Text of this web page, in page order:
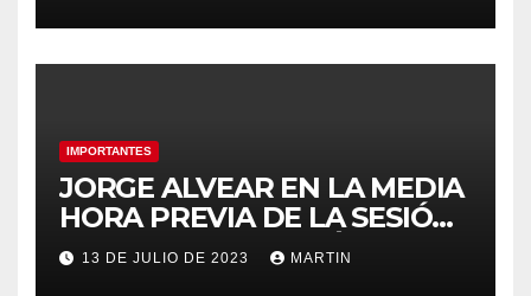
IMPORTANTES
JORGE ALVEAR EN LA MEDIA
HORA PREVIA DE LA SESIÓN
ORDINARIA DEL MIÉRCOLES
12 DE JULIO
13 DE JULIO DE 2023 MARTIN